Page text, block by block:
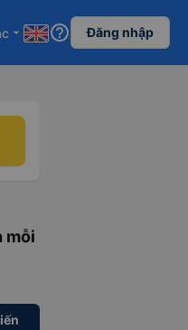
arrow_drop_down help_outline Đăng nhập
mỗi